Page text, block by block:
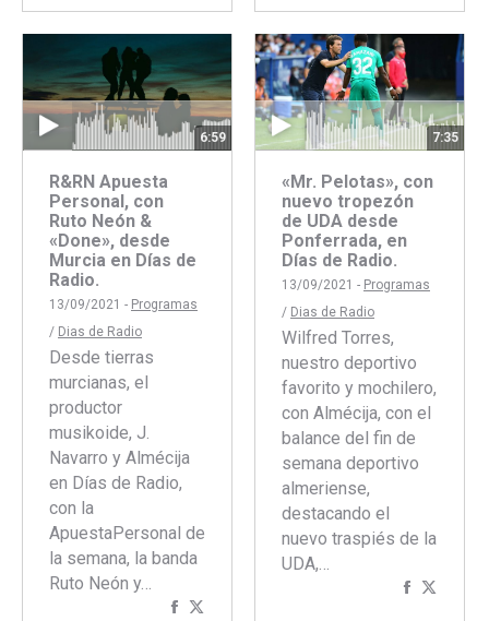
con
Facebook
con
Twitter
6:59
R&RN Apuesta
Personal, con
Ruto Neón &
«Done», desde
Murcia en Días de
Radio.
13/09/2021 - Programas
/ Dias de Radio
Desde tierras
murcianas, el
productor
musikoide, J.
Navarro y Almécija
en Días de Radio,
con la
ApuestaPersonal de
la semana, la banda
Ruto Neón y…
Compartir
7:35
«Mr. Pelotas», con
nuevo tropezón
de UDA desde
Ponferrada, en
Días de Radio.
13/09/2021 - Programas
/ Dias de Radio
Wilfred Torres,
nuestro deportivo
favorito y mochilero,
con Almécija, con el
balance del fin de
semana deportivo
almeriense,
destacando el
nuevo traspiés de la
UDA,…
Compartir